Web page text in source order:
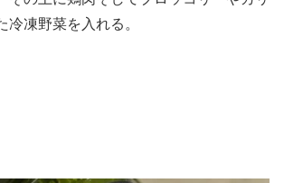
冷凍野菜を入れる。